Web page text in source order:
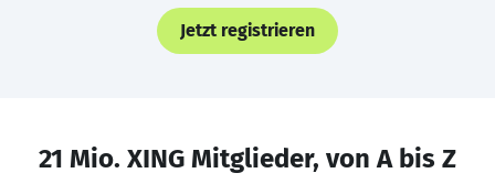
Jetzt registrieren
21 Mio. XING Mitglieder, von A bis Z